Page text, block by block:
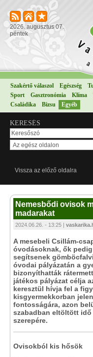
2026. augusztus 07.
péntek
Szakértő válaszol Egészség
Sport
Gasztronómia Klíma
Családika
Bizsu Egyéb
KERESÉS
Vissza az előző oldalra
Nemesbődi ovisok
madarakat
2024.06.26. - 13:25 |
A mesebeli Csillám-
óvodásoknak, ők
segítsenek
óvodai pályázatán a
bizonyíthatták
játékos pályázat célja
keresztül hívja fel a
kisgyermekkorban
fontosságára, azon
szabadban eltöltött idő
szerepére.
Ovisokból kis hősök